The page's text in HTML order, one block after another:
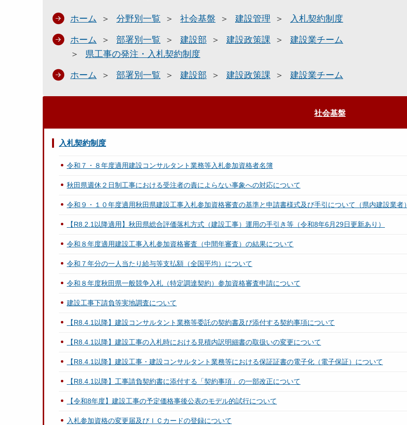
ホーム 分野別一覧 社会基盤 建設管理 入札契約制度
ホーム 部署別一覧 建設部 建設政策課
建設業チーム
県工事の発注・入札契約制度
ホーム 部署別一覧 建設部 建設政策課 建設業チーム
社会基盤
入札契約制度
令和７・８年度適用建設コンサルタント業務等入札参加資格者名簿
秋田県週休２日制工事における受注者の責によらない事象への対応について
令和９・１０年度適用秋田県建設工事入札参加資格審査の基準と申請書様式及び手引について（県内建設業者）
【R8.2.1以降適用】秋田県総合評価落札方式（建設工事）運用の手引き等（令和8年6月29日更新あり）
令和８年度適用建設工事入札参加資格審査（中間年審査）の結果について
令和７年分の一人当たり給与等支払額（全国平均）について
令和８年度秋田県一般競争入札（特定調達契約）参加資格審査申請について
建設工事下請負等実地調査について
【R8.4.1以降】建設コンサルタント業務等委託の契約書及び添付する契約事項について
【R8.4.1以降】建設工事の入札時における見積内訳明細書の取扱いの変更について
【R8.4.1以降】建設工事・建設コンサルタント業務等における保証証書の電子化（電子保証）について
【R8.4.1以降】工事請負契約書に添付する「契約事項」の一部改正について
【令和8年度】建設工事の予定価格事後公表のモデル的試行について
入札参加資格の変更届及びＩＣカードの登録について